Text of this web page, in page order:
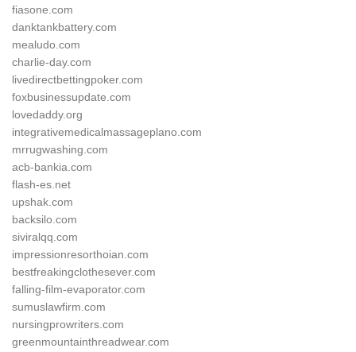
fiasone.com
danktankbattery.com
mealudo.com
charlie-day.com
livedirectbettingpoker.com
foxbusinessupdate.com
lovedaddy.org
integrativemedicalmassageplano.com
mrrugwashing.com
acb-bankia.com
flash-es.net
upshak.com
backsilo.com
siviralqq.com
impressionresorthoian.com
bestfreakingclothesever.com
falling-film-evaporator.com
sumuslawfirm.com
nursingprowriters.com
greenmountainthreadwear.com